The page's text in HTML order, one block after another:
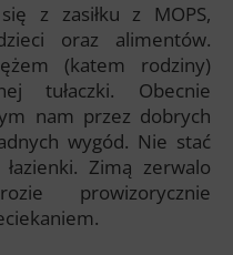
z zasiłku z MOPS,
oraz alimentów.
(katem rodziny)
tułaczki. Obecnie
nam przez dobrych
wygód. Nie stać
Zimą zerwalo
prowizorycznie